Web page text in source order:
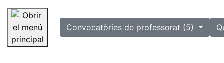
Saltar la navegació
selectedConvocatòries de professorat (5)